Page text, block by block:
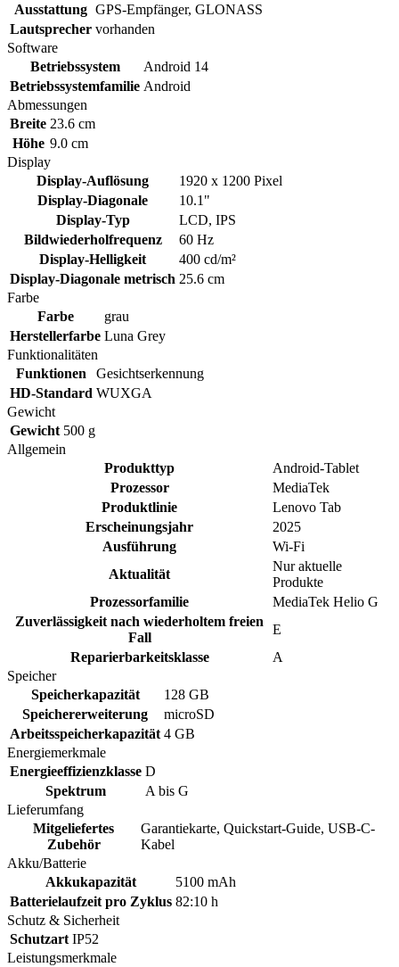
Ausstattung GPS-Empfänger, GLONASS
Lautsprecher vorhanden
Software
Betriebssystem
Android 14
Betriebssystemfamilie Android
Abmessungen
Breite 23.6 cm
Höhe 9.0 cm
Display
Display-Auflösung
1920 x 1200 Pixel
Display-Diagonale
10.1"
Display-Typ
LCD, IPS
Bildwiederholfrequenz
60 Hz
Display-Helligkeit
400 cd/m²
Display-Diagonale metrisch 25.6 cm
Farbe
Farbe
grau
Herstellerfarbe Luna Grey
Funktionalitäten
Funktionen
Gesichtserkennung
HD-Standard WUXGA
Gewicht
Gewicht 500 g
Allgemein
Produkttyp
Android-Tablet
Prozessor
MediaTek
Produktlinie
Lenovo Tab
Erscheinungsjahr
2025
Ausführung
Wi-Fi
Aktualität
Nur aktuelle
Produkte
Prozessorfamilie
MediaTek Helio G
Zuverlässigkeit nach wiederholtem freien
Fall
E
Reparierbarkeitsklasse
A
Speicher
Speicherkapazität
128 GB
Speichererweiterung
microSD
Arbeitsspeicherkapazität 4 GB
Energiemerkmale
Energieeffizienzklasse D
Spektrum
A bis G
Lieferumfang
Mitgeliefertes
Zubehör
Garantiekarte, Quickstart-Guide, USB-C-
Kabel
Akku/Batterie
Akkukapazität
5100 mAh
Batterielaufzeit pro Zyklus 82:10 h
Schutz & Sicherheit
Schutzart IP52
Leistungsmerkmale